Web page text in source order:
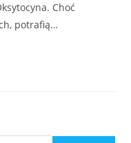
Choć
potrafią…